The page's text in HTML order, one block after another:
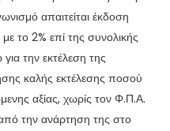
απαιτείται έκδοση
το 2% επί της συνολικής
την εκτέλεση της
καλής εκτέλεσης ποσού
αξίας, χωρίς τον Φ.Π.Α.
την ανάρτηση της στο